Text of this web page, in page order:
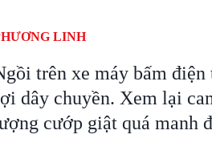
LINH
trên xe máy bấm
dây chuyền. Xem lại
cướp giật quá manh